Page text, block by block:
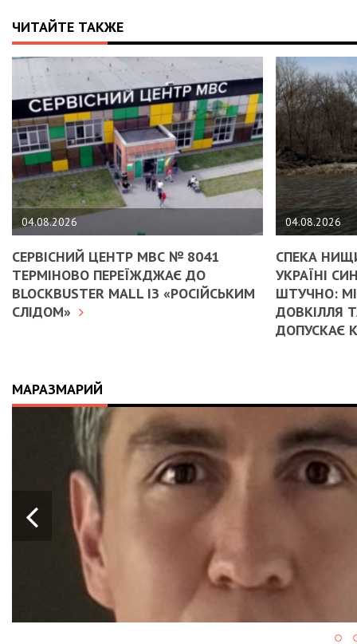
ЧИТАЙТЕ ТАКЖЕ
04.08.2026
СЕРВІСНИЙ ЦЕНТР МВС № 8041
ТЕРМІНОВО ПЕРЕЇЖДЖАЄ ДО
BLOCKBUSTER MALL ІЗ «РОСІЙСЬКИМ
СЛІДОМ»
04.08.2026
СПЕКА
УКРАЇНІ
ШТУЧНО:
ДОВКІЛЛЯ
ДОПУСКАЄ
МАРАЗМАРИЙ
02.02.2026 07:00
OLEKSII ABASOV:
BUSINESSES CAN
INTERNATIONAL